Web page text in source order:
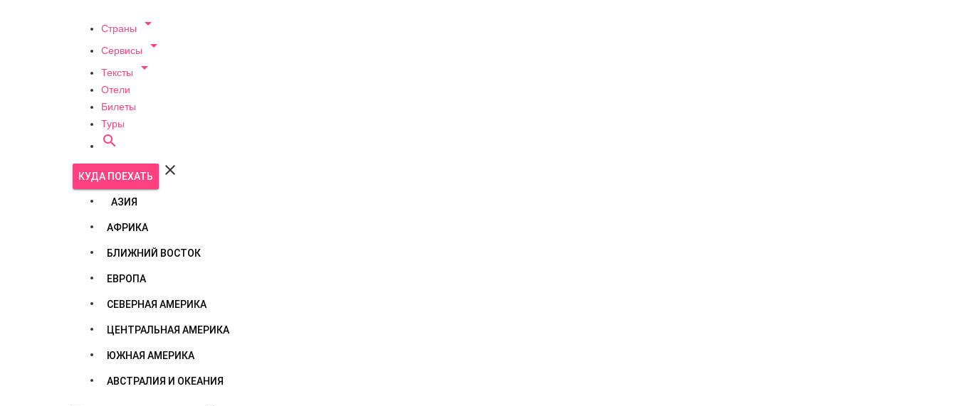
Страны 
Сервисы 
Тексты 
Отели
Билеты
Туры

КУДА ПОЕХАТЬ 
АЗИЯ
АФРИКА
БЛИЖНИЙ ВОСТОК
ЕВРОПА
СЕВЕРНАЯ АМЕРИКА
ЦЕНТРАЛЬНАЯ АМЕРИКА
ЮЖНАЯ АМЕРИКА
АВСТРАЛИЯ И ОКЕАНИЯ